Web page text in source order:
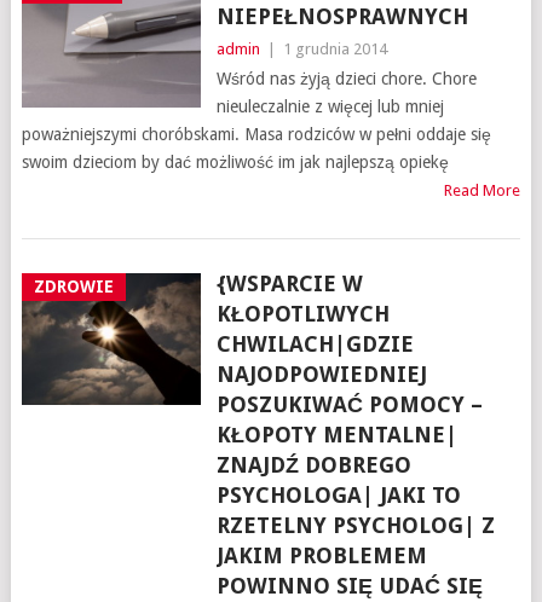
NIEPEŁNOSPRAWNYCH
admin 1 grudnia 2014
Wśród nas żyją dzieci chore. Chore
nieuleczalnie z więcej lub mniej
poważniejszymi choróbskami. Masa rodziców w pełni oddaje się
swoim dzieciom by dać możliwość im jak najlepszą opiekę
Read More
ZDROWIE
{WSPARCIE W
KŁOPOTLIWYCH
CHWILACH|GDZIE
NAJODPOWIEDNIEJ
POSZUKIWAĆ POMOCY –
KŁOPOTY MENTALNE|
ZNAJDŹ DOBREGO
PSYCHOLOGA| JAKI TO
RZETELNY PSYCHOLOG| Z
JAKIM PROBLEMEM
POWINNO SIĘ UDAĆ SIĘ